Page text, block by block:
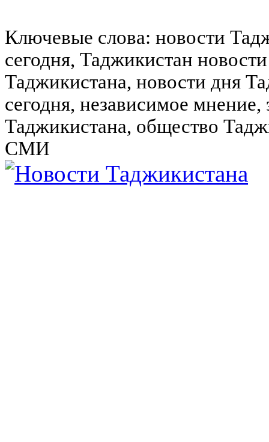
Ключевые слова: новости
сегодня, Таджикистан
Таджикистана, новости дня
сегодня, независимое
Таджикистана, общество
СМИ